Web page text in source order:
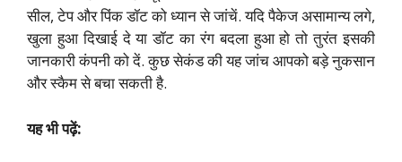
सील, टेप और पिंक डॉट को ध्यान से जांचें. यदि पैकेज असामान्य लगे,
खुला हुआ दिखाई दे या डॉट का रंग बदला हुआ हो तो तुरंत इसकी
जानकारी कंपनी को दें. कुछ सेकंड की यह जांच आपको बड़े नुकसान
और स्कैम से बचा सकती है.
यह भी पढ़ें: